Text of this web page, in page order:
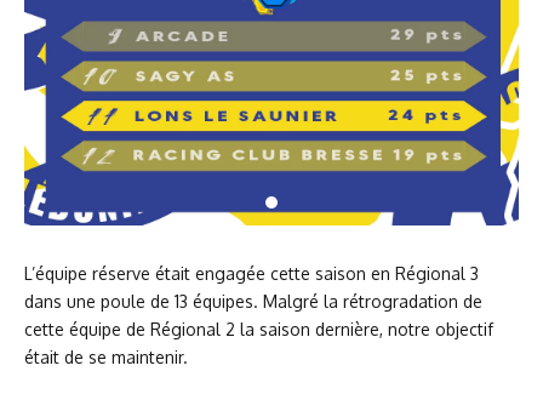
L’équipe réserve était engagée cette saison en Régional 3
dans une poule de 13 équipes. Malgré la rétrogradation de
cette équipe de Régional 2 la saison dernière, notre objectif
était de se maintenir.